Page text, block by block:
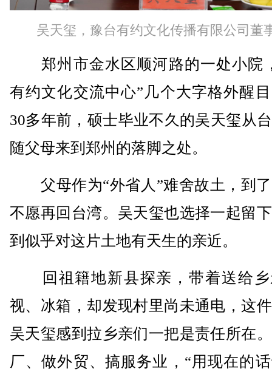
吴天玺，豫台有约文化传播有限公司董
郑州市金水区顺河路的一处小院
有约文化交流中心”几个大字格外醒
30多年前，硕士毕业不久的吴天玺从
随父母来到郑州的落脚之处。
父母作为“外省人”难舍故土，到
不愿再回台湾。吴天玺也选择一起留
到似乎对这片土地有天生的亲近。
回祖籍地新县探亲，带着送给乡
视、冰箱，却发现村里尚未通电，这
吴天玺感到拉乡亲们一把是责任所在
厂、做外贸、搞服务业，“用现在的